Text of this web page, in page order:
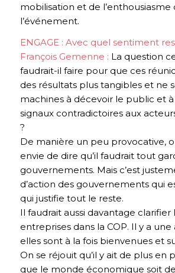
mobilisation et de
l’événement.
ENGAGE : Avec quel sentiment
François Gemenne : La question
faudrait-il faire pour que ces
des résultats plus tangibles et ne
machines à décevoir le public et
signaux contradictoires aux
?
De manière un peu provocative,
envie de dire qu’il faudrait tout
gouvernements. Mais c’est
d’action des gouvernements qui
qui justifie tout le reste.
Il faudrait aussi davantage clarifier
entreprises dans la COP. Il y a
elles sont à la fois bienvenues et
On se réjouit qu’il y ait de plus en
que le monde économique soit